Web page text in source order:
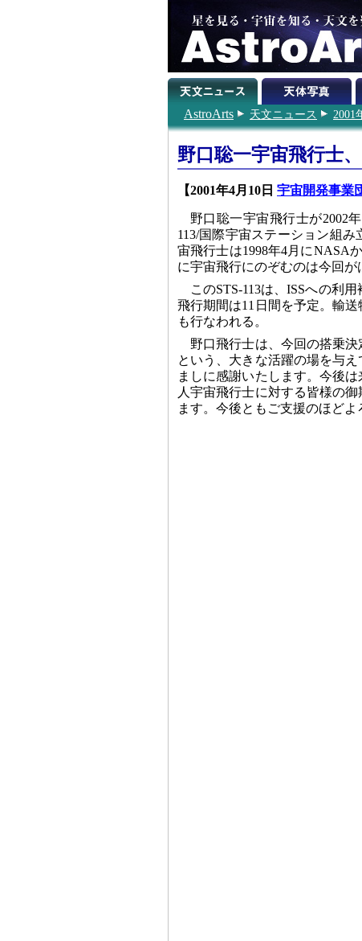
AstroArts 天文ニュース 2001
野口聡一宇宙飛行士
【2001年4月10日 宇宙開発事業
野口聡一宇宙飛行士が2002
113/国際宇宙ステーション組
宙飛行士は1998年4月にNASA
に宇宙飛行にのぞむのは今回が
このSTS-113は、ISSへの利
飛行期間は11日間を予定。輸
も行なわれる。
野口飛行士は、今回の搭乗
という、大きな活躍の場を与
ましに感謝いたします。今後
人宇宙飛行士に対する皆様の
ます。今後ともご支援のほど